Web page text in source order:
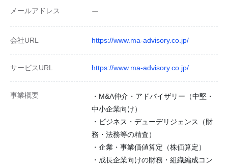
メールアドレス ー
会社URL https://www.ma-advisory.co.jp/
サービスURL https://www.ma-advisory.co.jp/
事業概要
・M&A仲介・アドバイザリー（中堅・
中小企業向け）
・ビジネス・デューデリジェンス（財
務・法務等の精査）
・企業・事業価値算定（株価算定）
・成長企業向けの財務・組織編成コン